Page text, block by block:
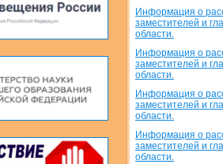
Информация о
заместителей и
области.
Информация о
заместителей и
области.
Информация о
заместителей и
области.
Информация о
заместителей и
области.